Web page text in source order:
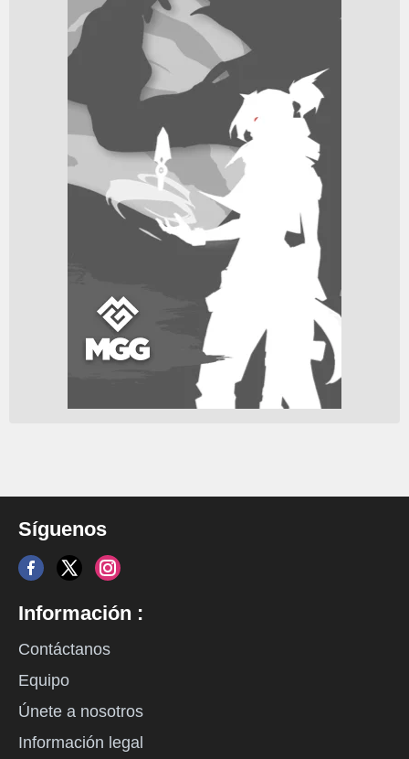
Síguenos
Información :
Contáctanos
Equipo
Únete a nosotros
Información legal